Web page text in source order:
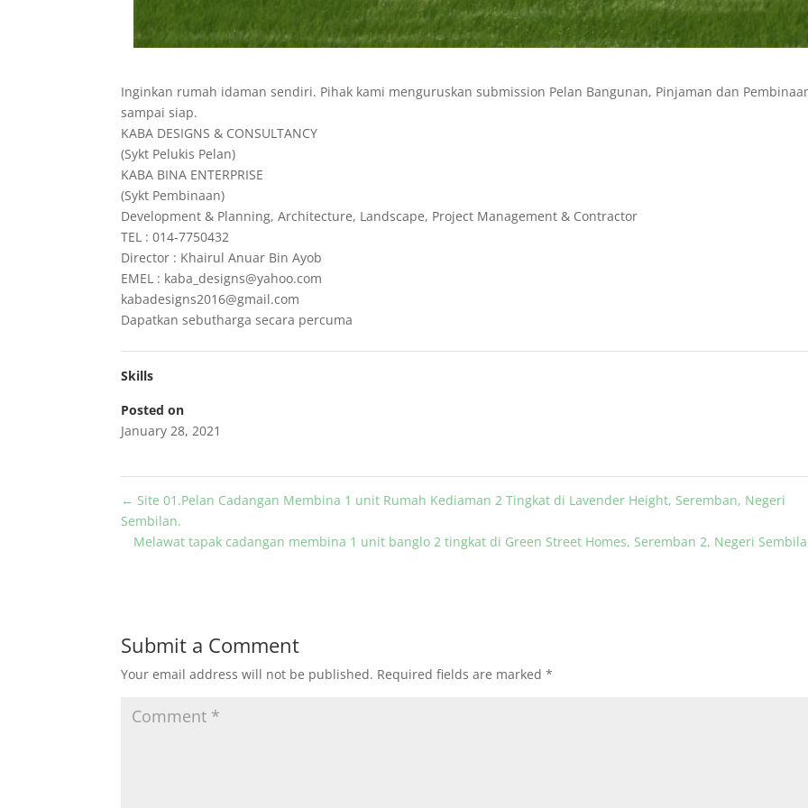
Inginkan rumah idaman sendiri. Pihak kami menguruskan submission Pelan Bangunan, Pinjaman dan
sampai siap.
KABA DESIGNS & CONSULTANCY
(Sykt Pelukis Pelan)
KABA BINA ENTERPRISE
(Sykt Pembinaan)
Development & Planning, Architecture, Landscape, Project Management & Contractor
TEL : 014-7750432
Director : Khairul Anuar Bin Ayob
EMEL : kaba_designs@yahoo.com
kabadesigns2016@gmail.com
Dapatkan sebutharga secara percuma
Skills
Posted on
January 28, 2021
← Site 01.Pelan Cadangan Membina 1 unit Rumah Kediaman 2 Tingkat di Lavender Height, Seremban, Negeri
Sembilan.
Melawat tapak cadangan membina 1 unit banglo 2 tingkat di Green Street Homes, Seremban 2, Negeri
Submit a Comment
Your email address will not be published. Required fields are marked*